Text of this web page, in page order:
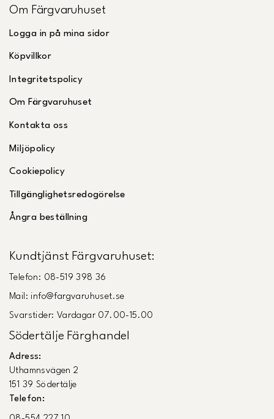
Om Färgvaruhuset
Logga in på mina sidor
Köpvillkor
Integritetspolicy
Om Färgvaruhuset
Kontakta oss
Miljöpolicy
Cookiepolicy
Tillgänglighetsredogörelse
Ångra beställning
Kundtjänst Färgvaruhuset:
Telefon: 08-519 398 36
Mail: info@fargvaruhuset.se
Svarstider: Vardagar 07.00-15.00
Södertälje Färghandel
Adress:
Uthamnsvägen 2
151 39 Södertälje
Telefon: